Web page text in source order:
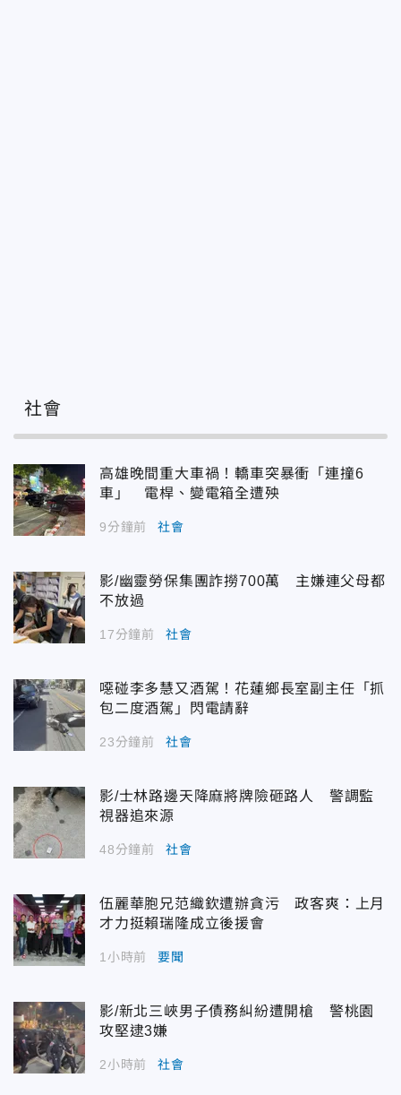
社會
高雄晚間重大車禍！轎車突暴衝「連撞6
車」 電桿、變電箱全遭殃
9分鐘前 社會
影/幽靈勞保集團詐撈700萬 主嫌連父母都
不放過
17分鐘前 社會
噁碰李多慧又酒駕！花蓮鄉長室副主任「抓
包二度酒駕」閃電請辭
23分鐘前 社會
影/士林路邊天降麻將牌險砸路人 警調監
視器追來源
48分鐘前 社會
伍麗華胞兄范織欽遭辦貪污 政客爽：上月
才力挺賴瑞隆成立後援會
1小時前 要聞
影/新北三峽男子債務糾紛遭開槍 警桃園
攻堅逮3嫌
2小時前 社會